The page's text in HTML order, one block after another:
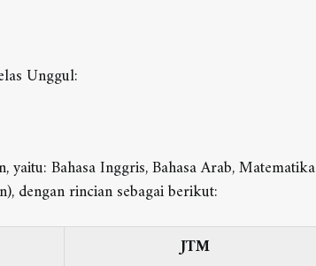
Unggul:
Bahasa Inggris, Bahasa Arab, Matematika
dengan rincian sebagai berikut:
JTM